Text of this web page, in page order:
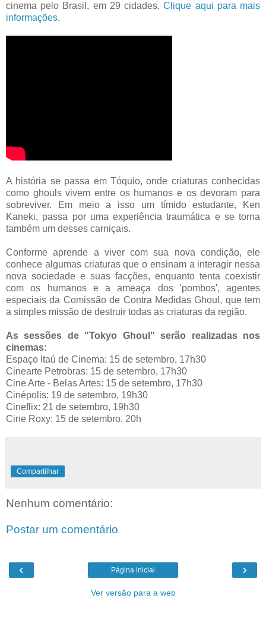
cinema pelo Brasil, em 29 cidades.Clique aqui para mais
informações.
A história se passa em Tóquio, onde criaturas conhecidas
como ghouls vivem entre os humanos e os devoram para
sobreviver. Em meio a isso um tímido estudante, Ken
Kaneki, passa por uma experiência traumática e se torna
também um desses carniçais.
Conforme aprende a viver com sua nova condição, ele
conhece algumas criaturas que o ensinam a interagir nessa
nova sociedade e suas facções, enquanto tenta coexistir
com os humanos e a ameaça dos 'pombos', agentes
especiais da Comissão de Contra Medidas Ghoul, que tem
a simples missão de destruir todas as criaturas da região.
As sessões de "Tokyo Ghoul" serão realizadas nos
cinemas:
Espaço Itaú de Cinema: 15 de setembro, 17h30
Cinearte Petrobras: 15 de setembro, 17h30
Cine Arte - Belas Artes: 15 de setembro, 17h30
Cinépolis: 19 de setembro, 19h30
Cineflix: 21 de setembro, 19h30
Cine Roxy: 15 de setembro, 20h
Compartilhar
Nenhum comentário:
Postar um comentário
‹ ›
Página inicial
Ver versão para a web